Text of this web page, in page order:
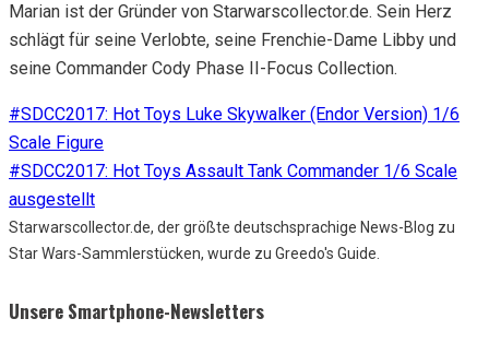
Marian ist der Gründer von Starwarscollector.de. Sein Herz
schlägt für seine Verlobte, seine Frenchie-Dame Libby und
seine Commander Cody Phase II-Focus Collection.
#SDCC2017: Hot Toys Luke Skywalker (Endor Version) 1/6
Scale Figure
#SDCC2017: Hot Toys Assault Tank Commander 1/6 Scale
ausgestellt
Starwarscollector.de, der größte deutschsprachige News-Blog zu
Star Wars-Sammlerstücken, wurde zu Greedo's Guide.
Unsere Smartphone-Newsletters